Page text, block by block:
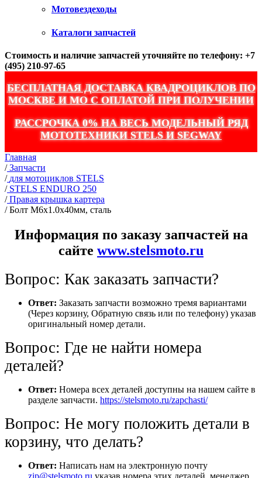
Мотовездеходы
Каталоги запчастей
Стоимость и наличие запчастей уточняйте по телефону: +7
(495) 210-97-65
БЕСПЛАТНАЯ ДОСТАВКА КВАДРОЦИКЛОВ ПО
МОСКВЕ И МО С ОПЛАТОЙ ПРИ ПОЛУЧЕНИИ
РАССРОЧКА 0% НА ВЕСЬ МОДЕЛЬНЫЙ РЯД
МОТОТЕХНИКИ STELS И SEGWAY
Главная
/ Запчасти
/ для мотоциклов STELS
/ STELS ENDURO 250
/ Правая крышка картера
/Болт M6x1.0x40мм, сталь
Информация по заказу запчастей на
сайте www.stelsmoto.ru
Вопрос: Как заказать запчасти?
Ответ: Заказать запчасти возможно тремя вариантами
(Через корзину, Обратную связь или по телефону) указав
оригинальный номер детали.
Вопрос: Где не найти номера
деталей?
Ответ: Номера всех деталей доступны на нашем сайте в
разделе запчасти. https://stelsmoto.ru/zapchasti/
Вопрос: Не могу положить детали в
корзину, что делать?
Ответ: Написать нам на электронную почту
zip@stelsmoto.ru указав номера этих деталей, менеджер